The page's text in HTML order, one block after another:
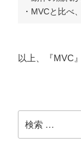
・MVCと比べ
以上、『MVC
索: